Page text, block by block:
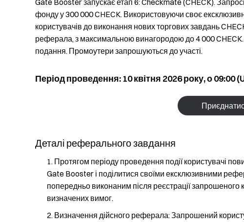
Gate Booster запускає етап 6: Checkmate (CHECK).
фонду у 300 000 CHECK. Використовуючи своє
користувачів до виконання нових торгових завдань
реферала, з максимальною винагородою до 4 000
подання. Промоутери запрошуються до участі.
Період проведення: 10 квітня 2026 року, о 09:00
Деталі реферального завдання
Протягом періоду проведення події користувачі
Gate Booster і поділитися своїми ексклюзивними
попередньо виконаним після реєстрації
визначених вимог.
Визначення дійсного реферала: Запрошений